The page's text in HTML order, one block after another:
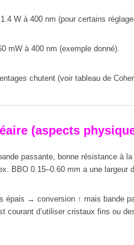
W à 400 nm (pour certains
mW à 400 nm (exemple donné).
chutent (voir tableau de
(aspects
passante, bonne résistance à
BBO 0.15–0.60 mm a une
épais → conversion ↑ mais bande
courant d’utiliser cristaux fins ou